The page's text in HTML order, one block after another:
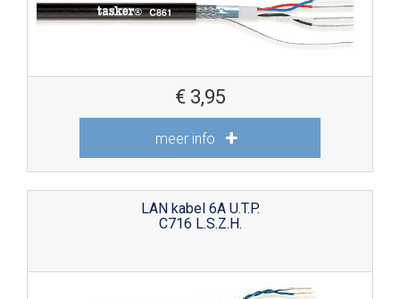
€ 3,95
meer info
LAN kabel 6A U.T.P.
C716 L.S.Z.H.